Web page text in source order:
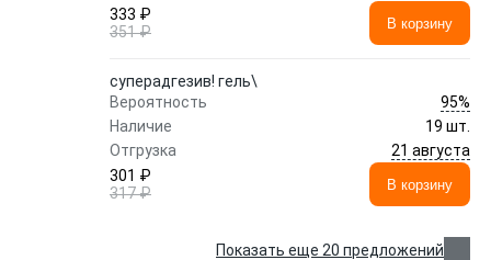
333 ₽
351 ₽
В корзину
суперадгезив! гель\
Вероятность
95%
Наличие
19 шт.
Отгрузка
21 августа
301 ₽
317 ₽
В корзину
Показать еще 20 предложений